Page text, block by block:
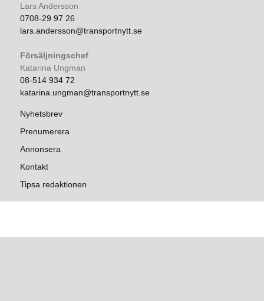
Lars Andersson
0708-29 97 26
lars.andersson@transportnytt.se
Försäljningschef
Katarina Ungman
08-514 934 72
katarina.ungman@transportnytt.se
Nyhetsbrev
Prenumerera
Annonsera
Kontakt
Tipsa redaktionen